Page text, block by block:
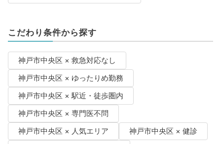
こだわり条件から探す
神戸市中央区 × 救急対応なし
神戸市中央区 × ゆったりめ勤務
神戸市中央区 × 駅近・徒歩圏内
神戸市中央区 × 専門医不問
神戸市中央区 × 人気エリア
神戸市中央区 × 健診